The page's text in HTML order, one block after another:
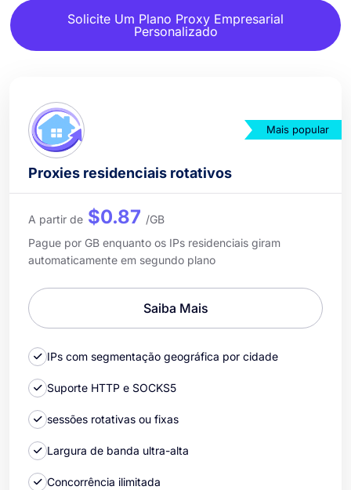
Solicite Um Plano Proxy Empresarial
Personalizado
Mais popular
Proxies residenciais rotativos
A partir de $0.87 /GB
Pague por GB enquanto os IPs residenciais giram
automaticamente em segundo plano
Saiba Mais
IPs com segmentação geográfica por cidade
Suporte HTTP e SOCKS5
sessões rotativas ou fixas
Largura de banda ultra-alta
Concorrência ilimitada